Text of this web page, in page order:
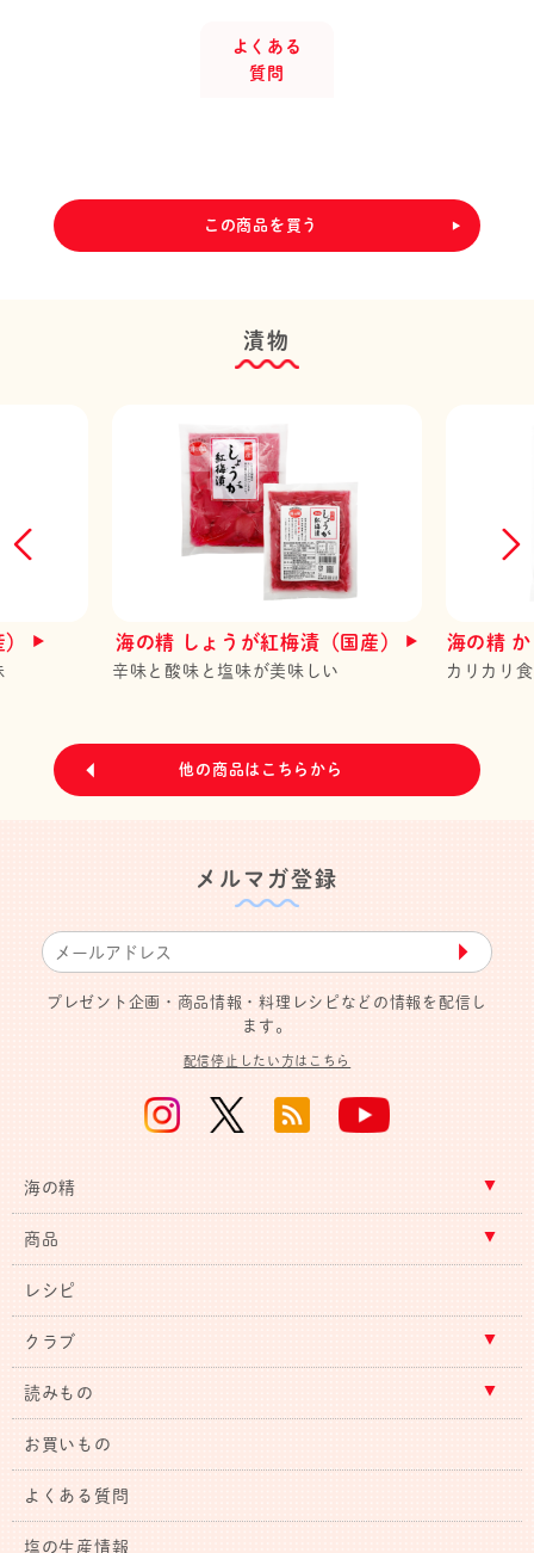
よくある
質問
この商品を買う
漬物
海の精 しょうが紅梅漬（国産）
辛味と酸味と塩味が美味しい
海の精
カリカリ
他の商品はこちらから
メルマガ登録
▶︎
プレゼント企画・商品情報・料理レシピなどの情報を配信し
ます。
配信停止したい方はこちら
海の精
商品
レシピ
クラブ
読みもの
お買いもの
よくある質問
塩の生産情報